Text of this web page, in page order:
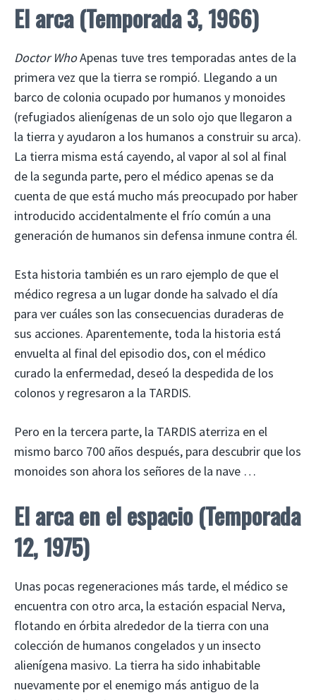
El arca (Temporada 3, 1966)
Doctor WhoApenas tuve tres temporadas antes de la
primera vez que la tierra se rompió. Llegando a un
barco de colonia ocupado por humanos y monoides
(refugiados alienígenas de un solo ojo que llegaron a
la tierra y ayudaron a los humanos a construir su arca).
La tierra misma está cayendo, al vapor al sol al final
de la segunda parte, pero el médico apenas se da
cuenta de que está mucho más preocupado por haber
introducido accidentalmente el frío común a una
generación de humanos sin defensa inmune contra él.
Esta historia también es un raro ejemplo de que el
médico regresa a un lugar donde ha salvado el día
para ver cuáles son las consecuencias duraderas de
sus acciones. Aparentemente, toda la historia está
envuelta al final del episodio dos, con el médico
curado la enfermedad, deseó la despedida de los
colonos y regresaron a la TARDIS.
Pero en la tercera parte, la TARDIS aterriza en el
mismo barco 700 años después, para descubrir que los
monoides son ahora los señores de la nave …
El arca en el espacio (Temporada
12, 1975)
Unas pocas regeneraciones más tarde, el médico se
encuentra con otro arca, la estación espacial Nerva,
flotando en órbita alrededor de la tierra con una
colección de humanos congelados y un insecto
alienígena masivo. La tierra ha sido inhabitable
nuevamente por el enemigo más antiguo de la